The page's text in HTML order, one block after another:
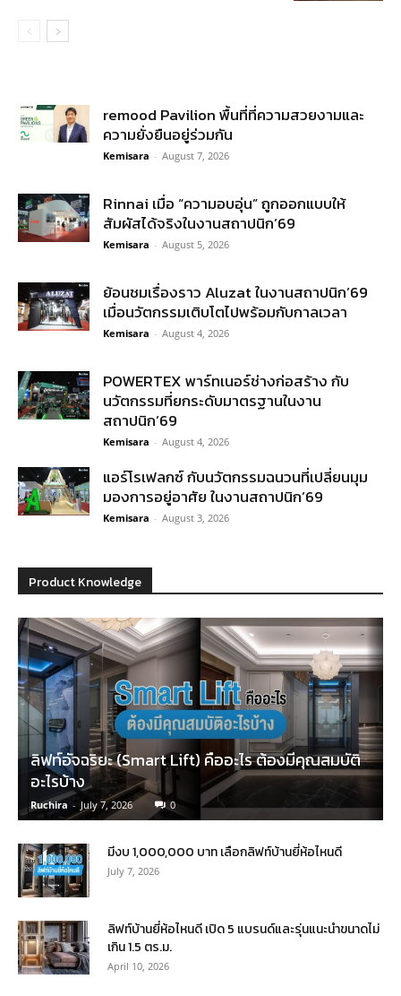
remood Pavilion พื้นที่ที่ความสวยงามและ
ความยั่งยืนอยู่ร่วมกัน
Kemisara - August 7, 2026
Rinnai เมื่อ “ความอบอุ่น” ถูกออกแบบให้
สัมผัสได้จริงในงานสถาปนิก’69
Kemisara - August 5, 2026
ย้อนชมเรื่องราว Aluzat ในงานสถาปนิก’69
เมื่อนวัตกรรมเติบโตไปพร้อมกับกาลเวลา
Kemisara - August 4, 2026
POWERTEX พาร์ทเนอร์ช่างก่อสร้าง กับ
นวัตกรรมที่ยกระดับมาตรฐานในงาน
สถาปนิก’69
Kemisara - August 4, 2026
แอร์โรเฟลกซ์ กับนวัตกรรมฉนวนที่เปลี่ยนมุม
มองการอยู่อาศัย ในงานสถาปนิก’69
Kemisara - August 3, 2026
Product Knowledge
ลิฟท์อัจฉริยะ (Smart Lift) คืออะไร ต้องมีคุณสมบัติ
อะไรบ้าง
Ruchira - July 7, 2026 0
มีงบ 1,000,000 บาท เลือกลิฟท์บ้านยี่ห้อไหนดี
July 7, 2026
ลิฟท์บ้านยี่ห้อไหนดี เปิด 5 แบรนด์และรุ่นแนะนำขนาดไม่
เกิน 1.5 ตร.ม.
April 10, 2026